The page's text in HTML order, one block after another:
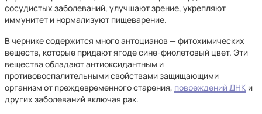
сосудистых заболеваний, улучшают зрение, укрепляют
иммунитет и нормализуют пищеварение.
В чернике содержится много антоцианов — фитохимических
веществ, которые придают ягоде сине-фиолетовый цвет. Эти
вещества обладают антиоксидантным и
противовоспалительными свойствами защищающими
организм от преждевременного старения, повреждений ДНК и
других заболеваний включая рак.